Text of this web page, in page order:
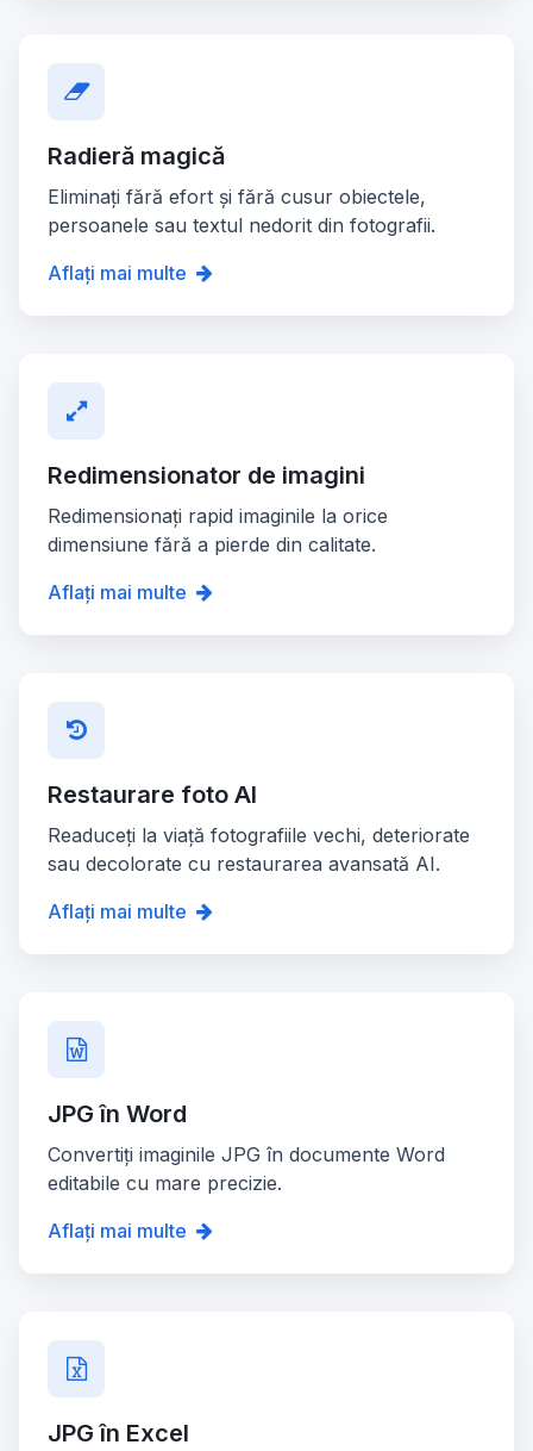
Radieră magică
Eliminați fără efort și fără cusur obiectele,
persoanele sau textul nedorit din fotografii.
Aflați mai multe
Redimensionator de imagini
Redimensionați rapid imaginile la orice
dimensiune fără a pierde din calitate.
Aflați mai multe
Restaurare foto AI
Readuceți la viață fotografiile vechi, deteriorate
sau decolorate cu restaurarea avansată AI.
Aflați mai multe
JPG în Word
Convertiți imaginile JPG în documente Word
editabile cu mare precizie.
Aflați mai multe
JPG în Excel